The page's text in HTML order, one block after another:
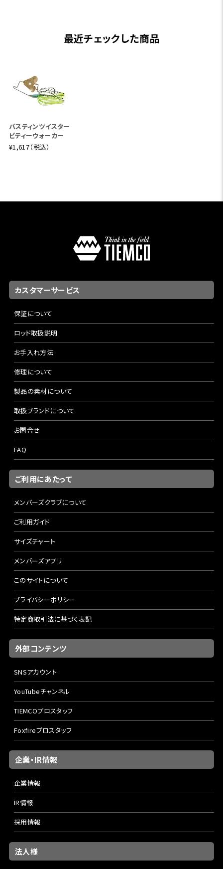
最近チェックした商品
バスティンツイスター
ビティーウォーカー
¥1,617（税込）
カスタマーサービス
保証について
ロッド取扱説明
お手入れ方法
修理について
製品の素材について
取扱ブランドについて
お問合せ
FAQ
ご利用にあたって
メンバーズクラブについて
ご利用ガイド
サイズチャート
メンバーズアプリ
このサイトについて
プライバシーポリシー
特定商取引法に基づく表記
外部コンテンツ
SNSアカウント
YouTubeチャンネル
TIEMCOプロスタッフ
Foxfireプロスタッフ
企業・IR情報
企業情報
IR情報
採用情報
法人様